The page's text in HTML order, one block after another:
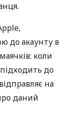
до акаунту в
коли
до
на
даний